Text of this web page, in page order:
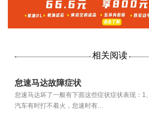
相关阅读
怠速马达故障症状
怠速马达坏了一般有下面这些症状症状表现：1、
汽车有时打不着火，怠速时有...